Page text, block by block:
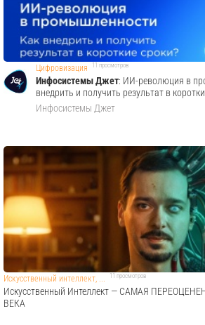
Цифровизация 11 просмотров
Инфосистемы Джет: ИИ-революция в
внедрить и получить результат в
Инфосистемы Джет
Искусственный интеллект, ... 11 просмотров
Искусственный Интеллект — САМАЯ
ВЕКА